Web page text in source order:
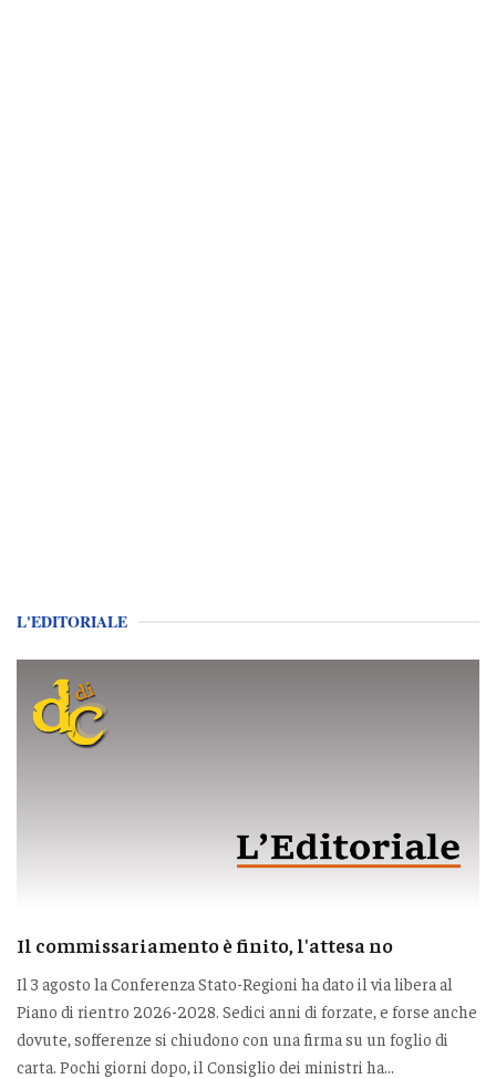
L'EDITORIALE
Il commissariamento è finito, l'attesa no
Il 3 agosto la Conferenza Stato-Regioni ha dato il via libera al
Piano di rientro 2026-2028. Sedici anni di forzate, e forse anche
dovute, sofferenze si chiudono con una firma su un foglio di
carta. Pochi giorni dopo, il Consiglio dei ministri ha...